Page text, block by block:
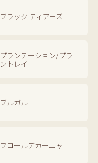
ブラック ティアーズ
プランテーション/プラ
ントレイ
ブルガル
フロールデカーニャ